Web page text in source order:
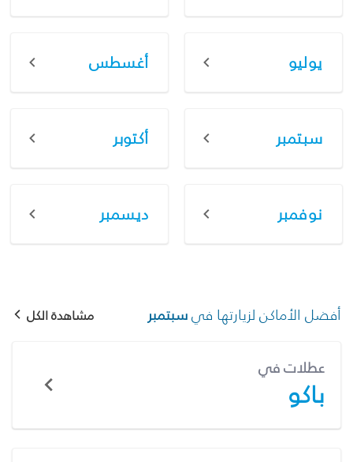
يوليو أغسطس
سبتمبر أكتوبر
نوفمبر ديسمبر
أفضل الأماكن لزيارتها فيسبتمبر مشاهدة الكل
عطلات في
باكو